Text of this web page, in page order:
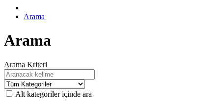
Arama
Arama
Arama Kriteri
Alt kategoriler içinde ara